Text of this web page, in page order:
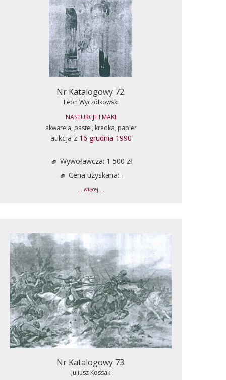
Nr Katalogowy 72.
Leon Wyczółkowski
NASTURCJE I MAKI
akwarela, pastel, kredka, papier
aukcja z 16 grudnia 1990
Wywoławcza: 1 500 zł
Cena uzyskana: -
... więcej ...
Nr Katalogowy 73.
Juliusz Kossak